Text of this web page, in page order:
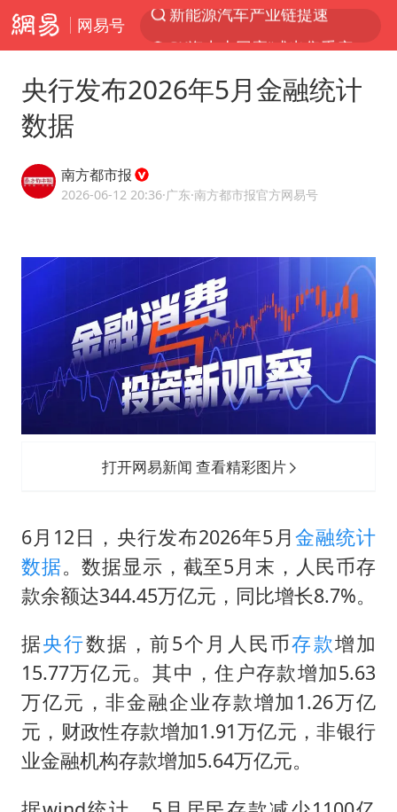
网易号
费大厨口号更改 不再宣传小炒肉大王
医疗垃圾做手机壳 这也是谋财害命
演员秦焰去世 曾出演《狂飙》
部分银行上调存款利率
朱一龙的鼻子怎么了
三预警齐发 11个省份有大到暴雨
周星驰妈妈现身香港首映礼
101岁老人叫82岁儿子吃饭
下党之路
央行发布2026年5月金融统计
数据
南方都市报
2026-06-12 20:36·广东·南方都市报官方网易号
打开网易新闻 查看精彩图片
6月12日，央行发布2026年5月 金融统计
数据。数据显示，截至5月末，人民币存
款余额达344.45万亿元，同比增长8.7%。
据央行数据，前5个月人民币存款增加
15.77万亿元。其中，住户存款增加5.63
万亿元，非金融企业存款增加1.26万亿
元，财政性存款增加1.91万亿元，非银行
业金融机构存款增加5.64万亿元。